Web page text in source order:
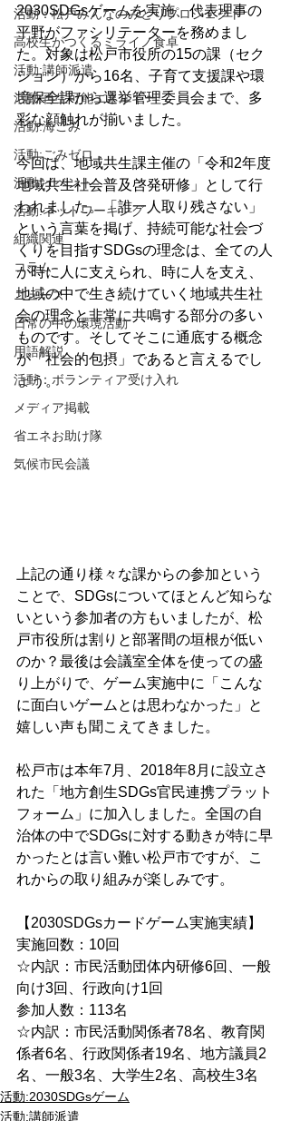
活動：松戸みんなのみどりプロジェクト
高校生がつくるミライノ食卓
活動:講師派遣
活動:再生可能エネルギー
活動:海ごみ
活動:ごみゼロ
活動:イベント
活動:ネットワーキング
組織関連
コラム
ニュース
日常の中の環境活動
用語解説
活動：ボランティア受け入れ
メディア掲載
省エネお助け隊
気候市民会議
2030SDGsゲームを実施、代表理事の
平野がファシリテーターを務めまし
た。対象は松戸市役所の15の課（セク
ション）から16名、子育て支援課や環
境保全課から選挙管理委員会まで、多
彩な顔触れが揃いました。
今回は、地域共生課主催の「令和2年度
地域共生社会普及啓発研修」として行
われました。「誰一人取り残さない」
という言葉を掲げ、持続可能な社会づ
くりを目指すSDGsの理念は、全ての人
が時に人に支えられ、時に人を支え、
地域の中で生き続けていく地域共生社
会の理念と非常に共鳴する部分の多い
ものです。そしてそこに通底する概念
が「社会的包摂」であると言えるでし
ょう。
上記の通り様々な課からの参加という
ことで、SDGsについてほとんど知らな
いという参加者の方もいましたが、松
戸市役所は割りと部署間の垣根が低い
のか？最後は会議室全体を使っての盛
り上がりで、ゲーム実施中に「こんな
に面白いゲームとは思わなかった」と
嬉しい声も聞こえてきました。
松戸市は本年7月、2018年8月に設立さ
れた「地方創生SDGs官民連携プラット
フォーム」に加入しました。全国の自
治体の中でSDGsに対する動きが特に早
かったとは言い難い松戸市ですが、こ
れからの取り組みが楽しみです。
【2030SDGsカードゲーム実施実績】
実施回数：10回
☆内訳：市民活動団体内研修6回、一般
向け3回、行政向け1回
参加人数：113名
☆内訳：市民活動関係者78名、教育関
係者6名、行政関係者19名、地方議員2
名、一般3名、大学生2名、高校生3名
活動:2030SDGsゲーム
活動:講師派遣